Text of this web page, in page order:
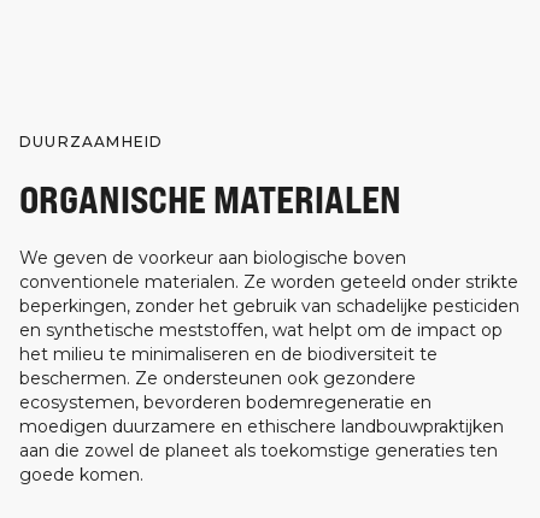
DUURZAAMHEID
ORGANISCHE MATERIALEN
We geven de voorkeur aan biologische boven
conventionele materialen. Ze worden geteeld onder strikte
beperkingen, zonder het gebruik van schadelijke pesticiden
en synthetische meststoffen, wat helpt om de impact op
het milieu te minimaliseren en de biodiversiteit te
beschermen. Ze ondersteunen ook gezondere
ecosystemen, bevorderen bodemregeneratie en
moedigen duurzamere en ethischere landbouwpraktijken
aan die zowel de planeet als toekomstige generaties ten
goede komen.